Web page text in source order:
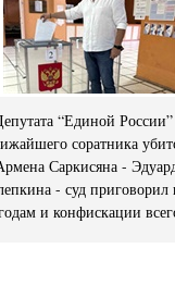
“Единой
соратника
Саркисяна -
- суд приговорил
и конфискации